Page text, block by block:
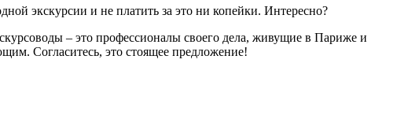
экскурсии и не платить за это ни копейки. Интересно?
– это профессионалы своего дела, живущие в Париже и
Согласитесь, это стоящее предложение!